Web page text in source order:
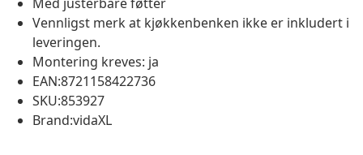
Vennligst merk at kjøkkenbenken ikke er inkludert i
leveringen.
Montering kreves: ja
EAN:8721158422736
SKU:853927
Brand:vidaXL